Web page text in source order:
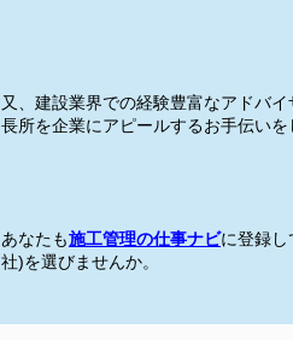
又、建設業界での経験豊富なアドバ
長所を企業にアピールするお手伝いを
あなたも施工管理の仕事ナビに登録し
社)を選びませんか。